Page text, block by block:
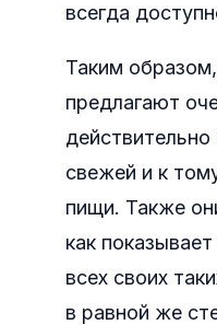
всегда
Таким
предлагают
действительно
свежей и к
пищи. Также
как
всех своих
в равной же